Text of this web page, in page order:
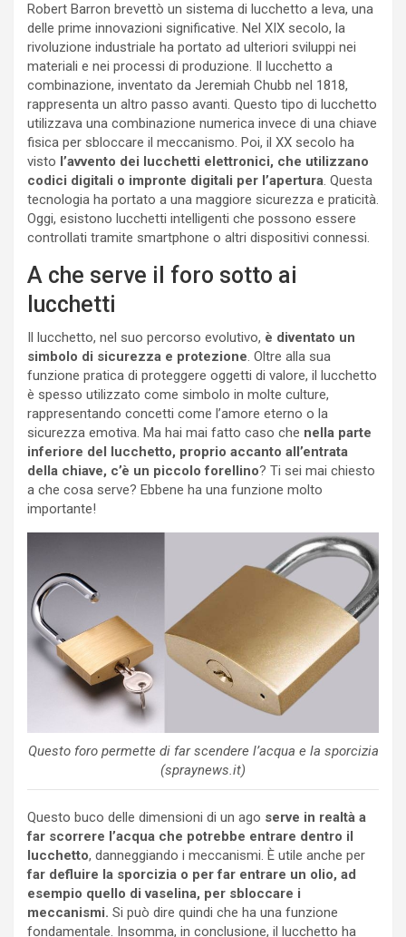
Robert Barron brevettò un sistema di lucchetto a leva, una
delle prime innovazioni significative. Nel XIX secolo, la
rivoluzione industriale ha portato ad ulteriori sviluppi nei
materiali e nei processi di produzione. Il lucchetto a
combinazione, inventato da Jeremiah Chubb nel 1818,
rappresenta un altro passo avanti. Questo tipo di lucchetto
utilizzava una combinazione numerica invece di una chiave
fisica per sbloccare il meccanismo. Poi, il XX secolo ha
visto l’avvento dei lucchetti elettronici, che utilizzano
codici digitali o impronte digitali per l’apertura. Questa
tecnologia ha portato a una maggiore sicurezza e praticità.
Oggi, esistono lucchetti intelligenti che possono essere
controllati tramite smartphone o altri dispositivi connessi.
A che serve il foro sotto ai
lucchetti
Il lucchetto, nel suo percorso evolutivo, è diventato un
simbolo di sicurezza e protezione. Oltre alla sua
funzione pratica di proteggere oggetti di valore, il lucchetto
è spesso utilizzato come simbolo in molte culture,
rappresentando concetti come l’amore eterno o la
sicurezza emotiva. Ma hai mai fatto caso che nella parte
inferiore del lucchetto, proprio accanto all’entrata
della chiave, c’è un piccolo forellino? Ti sei mai chiesto
a che cosa serve? Ebbene ha una funzione molto
importante!
Questo foro permette di far scendere l’acqua e la sporcizia
(spraynews.it)
Questo buco delle dimensioni di un ago serve in realtà a
far scorrere l’acqua che potrebbe entrare dentro il
lucchetto, danneggiando i meccanismi. È utile anche per
far defluire la sporcizia o per far entrare un olio, ad
esempio quello di vaselina, per sbloccare i
meccanismi. Si può dire quindi che ha una funzione
fondamentale. Insomma, in conclusione, il lucchetto ha